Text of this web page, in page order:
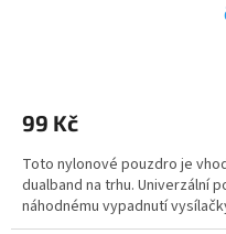
je
z
5
hvězdiček.
99 Kč
Toto nylonové pouzdro je
dualband na trhu. Univerzální
náhodnému vypadnutí